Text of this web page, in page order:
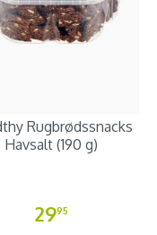
Rugbrødssnacks
Havsalt (190 g)
2995